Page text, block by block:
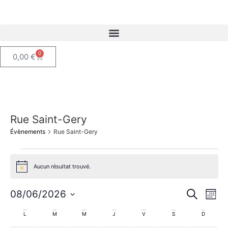
0,00 € 0
Rue Saint-Gery
Évènements Rue Saint-Gery
Notice Aucun résultat trouvé.
Recherche
Mois
08/06/2026
uneCalendrier
L M M J V S D